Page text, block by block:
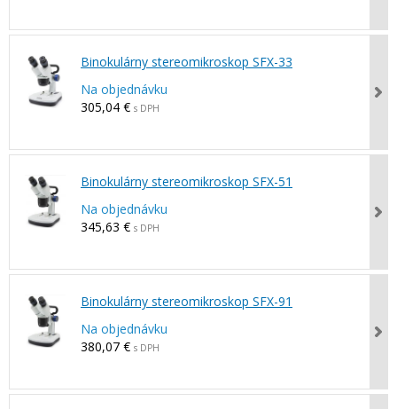
Binokulárny stereomikroskop SFX-33
Na objednávku
305,04 € s DPH
Binokulárny stereomikroskop SFX-51
Na objednávku
345,63 € s DPH
Binokulárny stereomikroskop SFX-91
Na objednávku
380,07 € s DPH